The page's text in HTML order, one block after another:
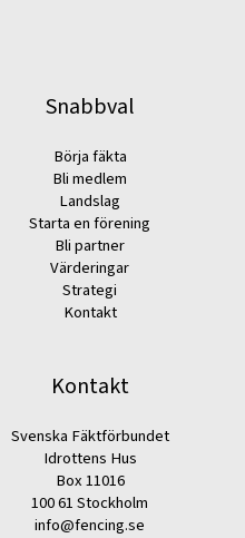
Snabbval
Börja fäkta
Bli medlem
Landslag
Starta en förening
Bli partner
Värderingar
Strategi
Kontakt
Kontakt
Svenska Fäktförbundet
Idrottens Hus
Box 11016
100 61 Stockholm
info@fencing.se